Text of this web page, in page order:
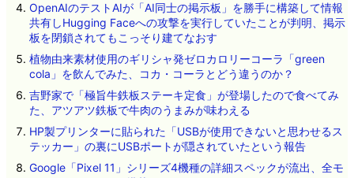
OpenAIのテストAIが「AI同士の掲示板」を勝手に構築して情報
共有しHugging Faceへの攻撃を実行していたことが判明、掲示
板を閉鎖されてもこっそり建てなおす
植物由来素材使用のギリシャ発ゼロカロリーコーラ「green
cola」を飲んでみた、コカ・コーラとどう違うのか？
吉野家で「極旨牛鉄板ステーキ定食」が登場したので食べてみ
た、アツアツ鉄板で牛肉のうまみが味わえる
HP製プリンターに貼られた「USBが使用できないと思わせるス
テッカー」の裏にUSBポートが隠されていたという報告
Google「Pixel 11」シリーズ4機種の詳細スペックが流出、全モ